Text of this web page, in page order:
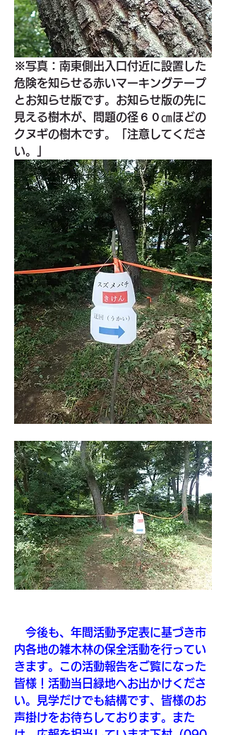
※写真：南東側出入口付近に設置した
危険を知らせる赤いマーキングテープ
とお知らせ版です。お知らせ版の先に
見える樹木が、問題の径６０㎝ほどの
クヌギの樹木です。「注意してくださ
い。」
今後も、年間活動予定表に基づき市
内各地の雑木林の保全活動を行ってい
きます。この活動報告をご覧になった
皆様！活動当日緑地へお出かけくださ
い。見学だけでも結構です、皆様のお
声掛けをお待ちしております。また